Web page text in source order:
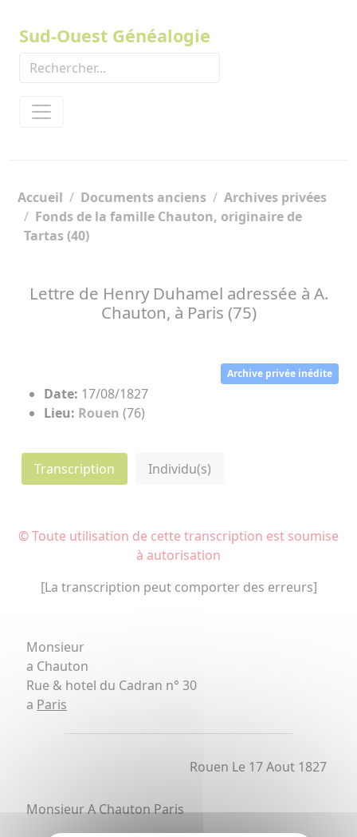
Sud-Ouest Généalogie
Accueil Documents anciens
Archives privées
Fonds de la famille Chauton, originaire de
Tartas (40)
Lettre de Henry Duhamel adressée à A.
Chauton, à Paris (75)
Archive privée inédite
Date: 17/08/1827
Lieu: Rouen (76)
Transcription Individu(s)
© Toute utilisation de cette transcription est soumise
à autorisation
[La transcription peut comporter des erreurs]
Monsieur
a Chauton
Rue & hotel du Cadran n° 30
a Paris
Rouen Le 17 Aout 1827
Monsieur A Chauton Paris